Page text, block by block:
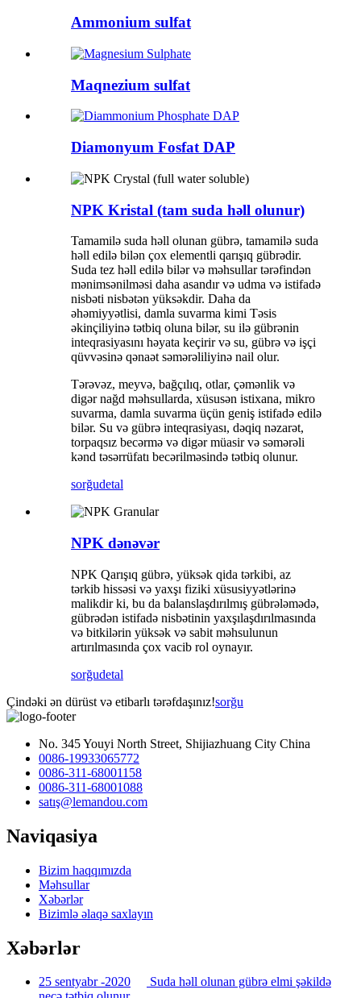
Ammonium sulfat
Maqnezium sulfat
Diamonyum Fosfat DAP
NPK Kristal (tam suda həll olunur)
Tamamilə suda həll olunan gübrə, tamamilə suda
həll edilə bilən çox elementli qarışıq gübrədir.
Suda tez həll edilə bilər və məhsullar tərəfindən
mənimsənilməsi daha asandır və udma və istifadə
nisbəti nisbətən yüksəkdir. Daha da
əhəmiyyətlisi, damla suvarma kimi Təsis
əkinçiliyinə tətbiq oluna bilər, su ilə gübrənin
inteqrasiyasını həyata keçirir və su, gübrə və işçi
qüvvəsinə qənaət səmərəliliyinə nail olur.
Tərəvəz, meyvə, bağçılıq, otlar, çəmənlik və
digər nağd məhsullarda, xüsusən istixana, mikro
suvarma, damla suvarma üçün geniş istifadə edilə
bilər. Su və gübrə inteqrasiyası, dəqiq nəzarət,
torpaqsız becərmə və digər müasir və səmərəli
kənd təsərrüfatı becərilməsində tətbiq olunur.
sorğudetal
NPK dənəvər
NPK Qarışıq gübrə, yüksək qida tərkibi, az
tərkib hissəsi və yaxşı fiziki xüsusiyyətlərinə
malikdir ki, bu da balanslaşdırılmış gübrələmədə,
gübrədən istifadə nisbətinin yaxşılaşdırılmasında
və bitkilərin yüksək və sabit məhsulunun
artırılmasında çox vacib rol oynayır.
sorğudetal
Çindəki ən dürüst və etibarlı tərəfdaşınız!sorğu
No. 345 Youyi North Street, Shijiazhuang City China
0086-19933065772
0086-311-68001158
0086-311-68001088
satış@lemandou.com
Naviqasiya
Bizim haqqımızda
Məhsullar
Xəbərlər
Bizimlə əlaqə saxlayın
Xəbərlər
25 sentyabr -2020
Suda həll olunan gübrə elmi şəkildə